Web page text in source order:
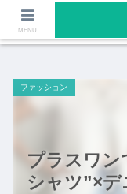
ファッション
プラスワン
シャツ”×
ファッション
MENU